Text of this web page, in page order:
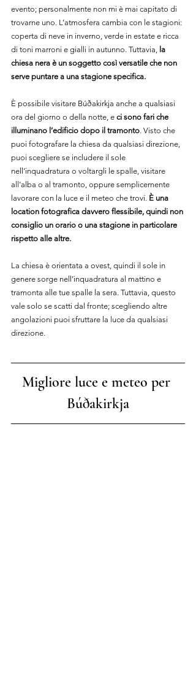
evento; personalmente non mi è mai capitato di
trovarne uno. L’atmosfera cambia con le stagioni:
coperta di neve in inverno, verde in estate e ricca
di toni marroni e gialli in autunno. Tuttavia, la
chiesa nera è un soggetto così versatile che non
serve puntare a una stagione specifica.
È possibile visitare Búðakirkja anche a qualsiasi
ora del giorno o della notte, e ci sono fari che
illuminano l’edificio dopo il tramonto. Visto che
puoi fotografare la chiesa da qualsiasi direzione,
puoi scegliere se includere il sole
nell’inquadratura o voltargli le spalle, visitare
all’alba o al tramonto, oppure semplicemente
lavorare con la luce e il meteo che trovi. È una
location fotografica davvero flessibile, quindi non
consiglio un orario o una stagione in particolare
rispetto alle altre.
La chiesa è orientata a ovest, quindi il sole in
genere sorge nell’inquadratura al mattino e
tramonta alle tue spalle la sera. Tuttavia, questo
vale solo se scatti dal fronte; scegliendo altre
angolazioni puoi sfruttare la luce da qualsiasi
direzione.
Migliore luce e meteo per
Búðakirkja